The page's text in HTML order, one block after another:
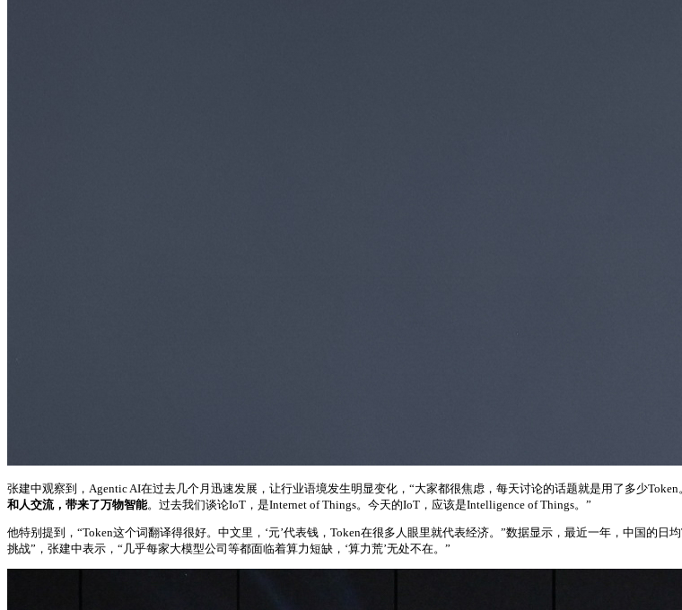
张建中观察到，Agentic AI在过去几个月迅速发展，让行业语境发生明显变化，“大家都很焦虑，每天讨论的话题就是用了多少Token
和人交流，带来了万物智能。过去我们谈论IoT，是Internet of Things。今天的IoT，应该是Intelligence of Things。”
他特别提到，“Token这个词翻译得很好。中文里，‘元’代表钱，Token在很多人眼里就代表经济。”数据显示，最近一年，中国的
挑战”，张建中表示，“几乎每家大模型公司等都面临着算力短缺，‘算力荒’无处不在。”